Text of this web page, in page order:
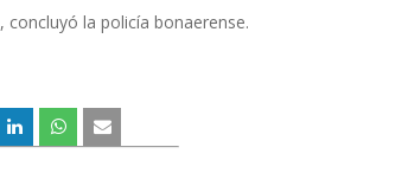
la policía bonaerense.